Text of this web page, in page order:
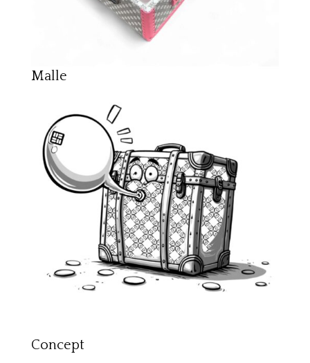
Malle
Concept